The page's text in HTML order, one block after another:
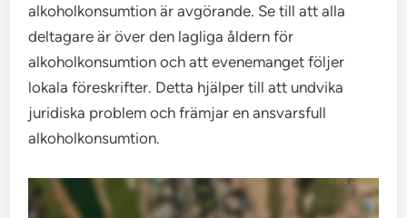
alkoholkonsumtion är avgörande. Se till att alla
deltagare är över den lagliga åldern för
alkoholkonsumtion och att evenemanget följer
lokala föreskrifter. Detta hjälper till att undvika
juridiska problem och främjar en ansvarsfull
alkoholkonsumtion.